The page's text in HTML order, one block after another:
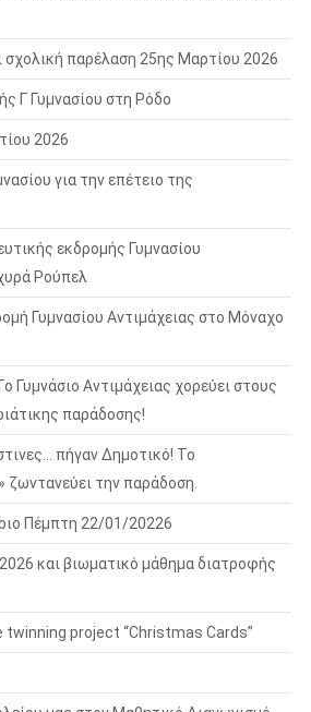
σχολική παρέλαση 25ης Μαρτίου 2026
Γ Γυμνασίου στη Ρόδο
2026
για την επέτειο της
εκδρομής Γυμνασίου
Ρούπελ
Γυμνασίου Αντιμάχειας στο Μόναχο
Γυμνάσιο Αντιμάχειας χορεύει στους
παράδοσης!
πήγαν Δημοτικό! Το
ζωντανεύει την παράδοση.
Πέμπτη 22/01/20226
και βιωματικό μάθημα διατροφής
twinning project “Christmas Cards”